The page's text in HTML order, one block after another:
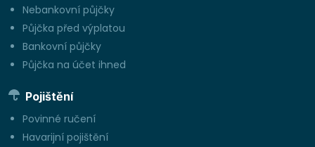
Nebankovní půjčky
Půjčka před výplatou
Bankovní půjčky
Půjčka na účet ihned
Pojištění
Povinné ručení
Havarijní pojištění